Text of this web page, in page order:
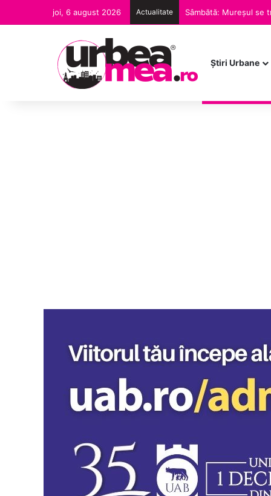
joi, 6 august 2026 Actualitate Joi, ora 19:00
Ştiri Urbane